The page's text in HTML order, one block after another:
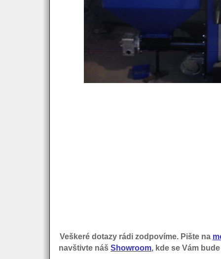
Veškeré dotazy rádi zodpovíme. Pište na
navštivte náš Showroom, kde se Vám